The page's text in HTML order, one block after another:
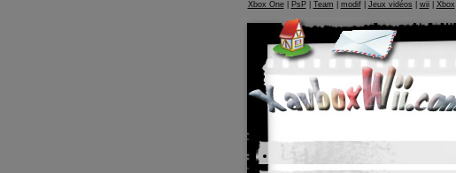
Xbox One| PsP| Team modif| Jeux vidéos wii| Xbox